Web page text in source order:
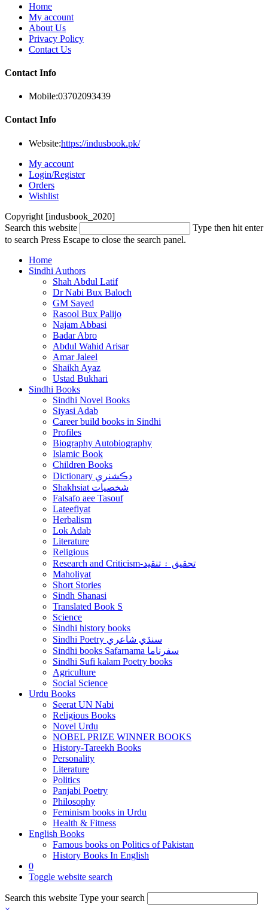
Home
My account
About Us
Privacy Policy
Contact Us
Contact Info
Mobile:03702093439
Contact Info
Website:https://indusbook.pk/
My account
Login/Register
Orders
Wishlist
Copyright [indusbook_2020]
Search this website
Type then hit enter
to search Press Escape to close the search panel.
Home
Sindhi Authors
Shah Abdul Latif
Dr Nabi Bux Baloch
GM Sayed
Rasool Bux Palijo
Najam Abbasi
Badar Abro
Abdul Wahid Arisar
Amar Jaleel
Shaikh Ayaz
Ustad Bukhari
Sindhi Books
Sindhi Novel Books
Siyasi Adab
Career build books in Sindhi
Profiles
Biography Autobiography
Islamic Book
Children Books
Dictionary ڊڪشنري
Shakhsiat شخصيات
Falsafo aee Tasouf
Lateefiyat
Herbalism
Lok Adab
Literature
Religious
Research and Criticism-تحقيق ۽ تنقيد
Maholiyat
Short Stories
Sindh Shanasi
Translated Book S
Science
Sindhi history books
Sindhi Poetry سنڌي شاعري
Sindhi books Safarnama سفرناما
Sindhi Sufi kalam Poetry books
Agriculture
Social Science
Urdu Books
Seerat UN Nabi
Religious Books
Novel Urdu
NOBEL PRIZE WINNER BOOKS
History-Tareekh Books
Personality
Literature
Politics
Panjabi Poetry
Philosophy
Feminism books in Urdu
Health & Fitness
English Books
Famous books on Politics of Pakistan
History Books In English
0
Toggle website search
Search this website Type your search